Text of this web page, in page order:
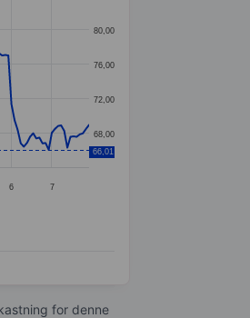
6 7
68,00
72,00
76,00
80,00
66,01
for denne